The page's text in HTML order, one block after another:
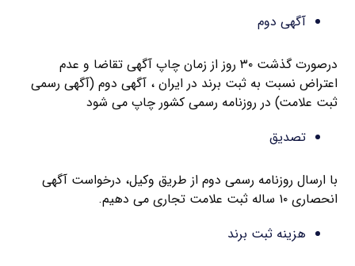
آگهی دوم
درصورت گذشت ۳۰ روز از زمان چاپ آگهی تقاضا و عدم
اعتراض نسبت به ثبت برند در ایران ، آگهی دوم (آگهی رسمی
ثبت علامت) در روزنامه رسمی کشور چاپ می شود
تصدیق
با ارسال روزنامه رسمی دوم از طریق وکیل، درخواست آگهی
انحصاری ۱۰ ساله ثبت علامت تجاری می دهیم.
هزینه ثبت برند